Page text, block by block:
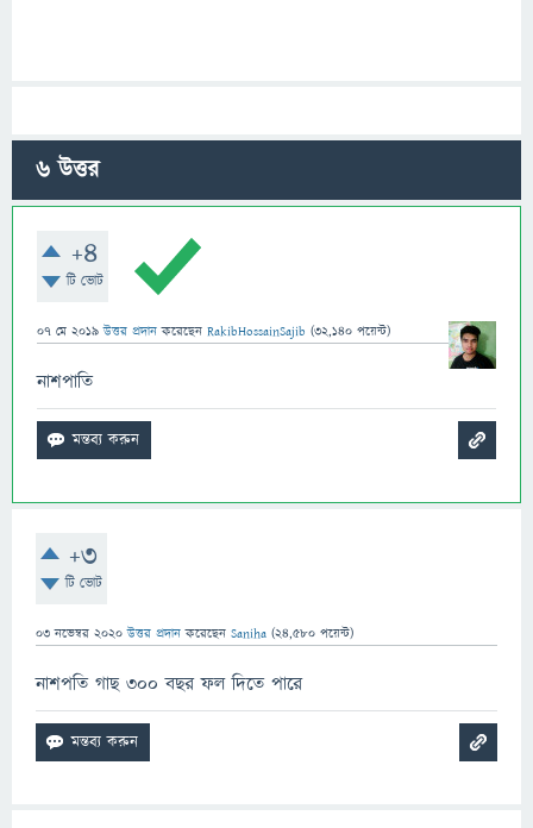
6উত্তর
+4
টি ভোট
07 মে 2019 উত্তর প্রদান করেছেন RakibHossainSajib (32,140 পয়েন্ট)
নাশপাতি
+3
টি ভোট
03 নভেম্বর 2020 উত্তর প্রদান করেছেন Saniha (24,580 পয়েন্ট)
নাশপতি গাছ ৩০০ বছর ফল দিতে পারে